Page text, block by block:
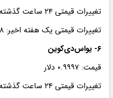
تغییرات قیمتی ۲۴ ساعت گذشته: ۲.۰۶ درصد کاهش
تغییرات قیمتی یک هفته اخیر: ۶.۶۸ درصد کاهش
۶- یواس‌دی‌کوین
قیمت: ۰.۹۹۹۷ دلار
تغییرات قیمتی ۲۴ ساعت گذشته: ۰.۰۱ درصد افزایش